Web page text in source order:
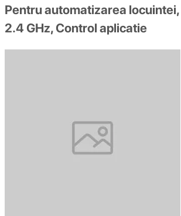
Pentru automatizarea locuintei,
2.4 GHz, Control aplicatie